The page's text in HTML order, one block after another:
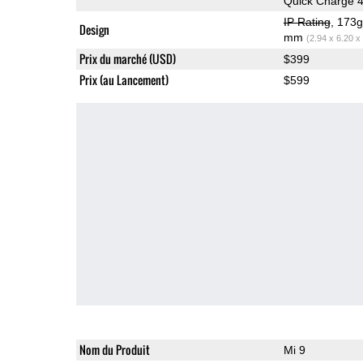
Design IP Rating,
mm (2.94 x 6.20 x
Prix du marché (USD) $399
Prix (au Lancement) $599
Nom du Produit Mi 9